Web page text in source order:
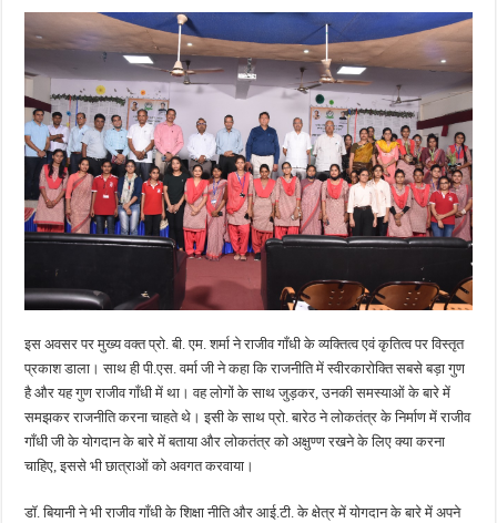
इस अवसर पर मुख्य वक्त प्रो. बी. एम. शर्मा ने राजीव गाँधी के व्यक्तित्व एवं कृतित्व पर विस्तृत
प्रकाश डाला। साथ ही पी.एस. वर्मा जी ने कहा कि राजनीति में स्वीरकारोक्ति सबसे बड़ा गुण
है और यह गुण राजीव गाँधी में था। वह लोगों के साथ जुड़कर, उनकी समस्याओं के बारे में
समझकर राजनीति करना चाहते थे। इसी के साथ प्रो. बारेठ ने लोकतंत्र के निर्माण में राजीव
गाँधी जी के योगदान के बारे में बताया और लोकतंत्र को अक्षुण्ण रखने के लिए क्या करना
चाहिए, इससे भी छात्राओं को अवगत करवाया।
डॉ. बियानी ने भी राजीव गाँधी के शिक्षा नीति और आई.टी. के क्षेत्र में योगदान के बारे में अपने